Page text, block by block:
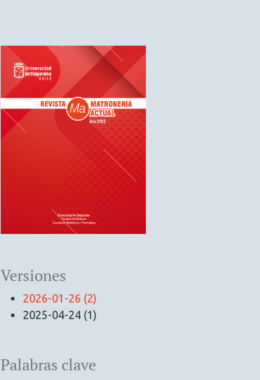
Versiones
2026-01-26 (2)
2025-04-24 (1)
Palabras clave